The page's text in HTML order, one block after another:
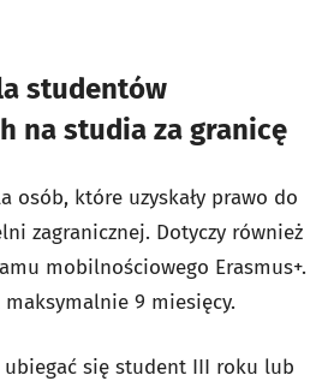
studentów
na studia za granicę
osób, które uzyskały prawo do
zagranicznej. Dotyczy również
mobilnościowego Erasmus+.
9 miesięcy.
się student III roku lub